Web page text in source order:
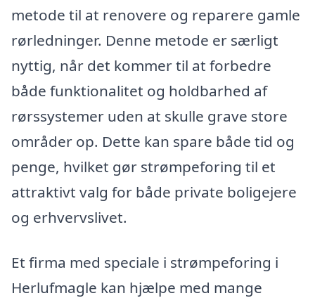
metode til at renovere og reparere gamle
rørledninger. Denne metode er særligt
nyttig, når det kommer til at forbedre
både funktionalitet og holdbarhed af
rørssystemer uden at skulle grave store
områder op. Dette kan spare både tid og
penge, hvilket gør strømpeforing til et
attraktivt valg for både private boligejere
og erhvervslivet.
Et firma med speciale i strømpeforing i
Herlufmagle kan hjælpe med mange